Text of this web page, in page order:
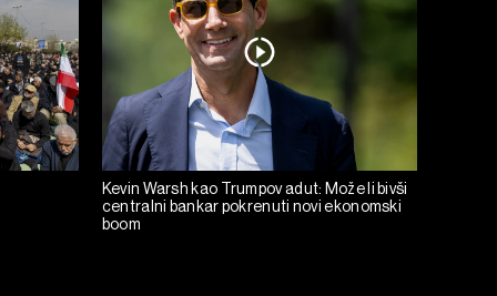
Kevin Warsh kao Trumpov adut: Može li bivši
centralni bankar pokrenuti novi ekonomski
boom